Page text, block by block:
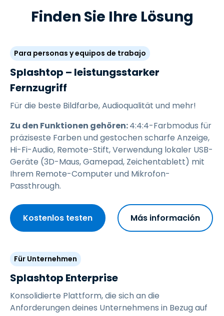
Finden Sie Ihre Lösung
Para personas y equipos de trabajo
Splashtop – leistungsstarker
Fernzugriff
Für die beste Bildfarbe, Audioqualität und mehr!
Zu den Funktionen gehören:4:4:4-Farbmodus für
präziseste Farben und gestochen scharfe Anzeige,
Hi-Fi-Audio, Remote-Stift, Verwendung lokaler USB-
Geräte (3D-Maus, Gamepad, Zeichentablett) mit
Ihrem Remote-Computer und Mikrofon-
Passthrough.
Kostenlos testen Más información
Für Unternehmen
Splashtop Enterprise
Konsolidierte Plattform, die sich an die
Anforderungen deines Unternehmens in Bezug auf